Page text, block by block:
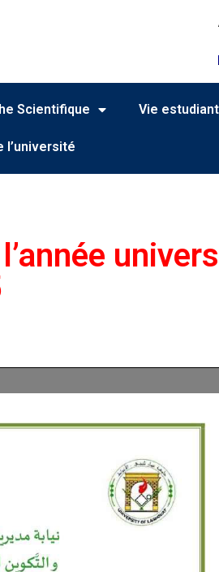
Scientifique Vie
l’université